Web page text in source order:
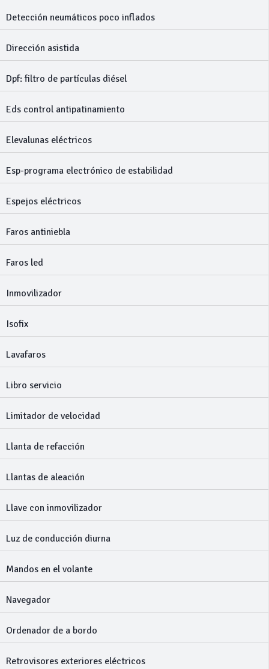
Detección neumáticos poco inflados
Dirección asistida
Dpf: filtro de partículas diésel
Eds control antipatinamiento
Elevalunas eléctricos
Esp-programa electrónico de estabilidad
Espejos eléctricos
Faros antiniebla
Faros led
Inmovilizador
Isofix
Lavafaros
Libro servicio
Limitador de velocidad
Llanta de refacción
Llantas de aleación
Llave con inmovilizador
Luz de conducción diurna
Mandos en el volante
Navegador
Ordenador de a bordo
Retrovisores exteriores eléctricos